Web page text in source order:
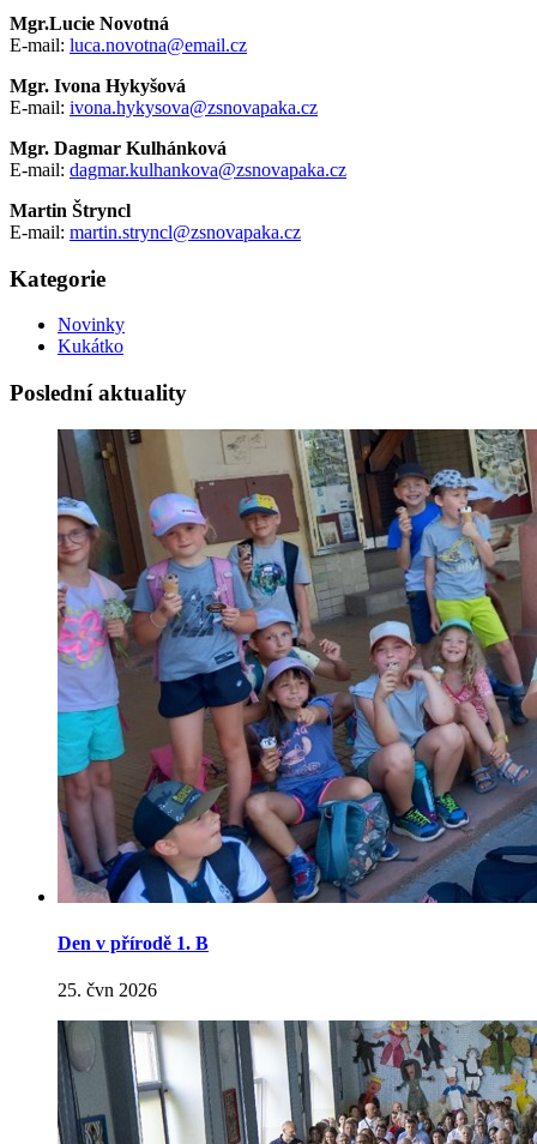
Mgr.Lucie Novotná
E-mail: luca.novotna@email.cz
Mgr. Ivona Hykyšová
E-mail: ivona.hykysova@zsnovapaka.cz
Mgr. Dagmar Kulhánková
E-mail: dagmar.kulhankova@zsnovapaka.cz
Martin Štryncl
E-mail: martin.stryncl@zsnovapaka.cz
Kategorie
Novinky
Kukátko
Poslední aktuality
Den v přírodě 1. B
25. čvn 2026